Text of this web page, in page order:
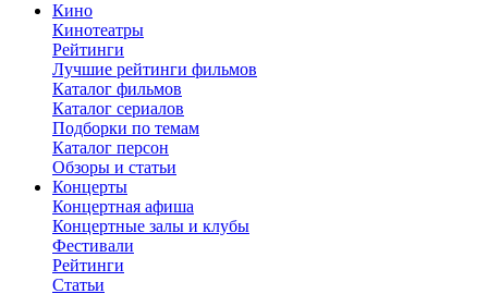
Кино
Кинотеатры
Рейтинги
Лучшие рейтинги фильмов
Каталог фильмов
Каталог сериалов
Подборки по темам
Каталог персон
Обзоры и статьи
Концерты
Концертная афиша
Концертные залы и клубы
Фестивали
Рейтинги
Статьи